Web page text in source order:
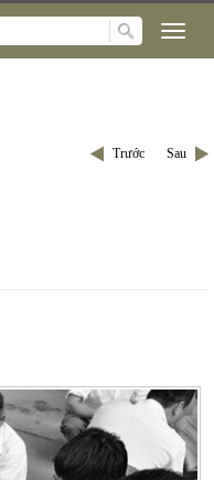
Trước Sau